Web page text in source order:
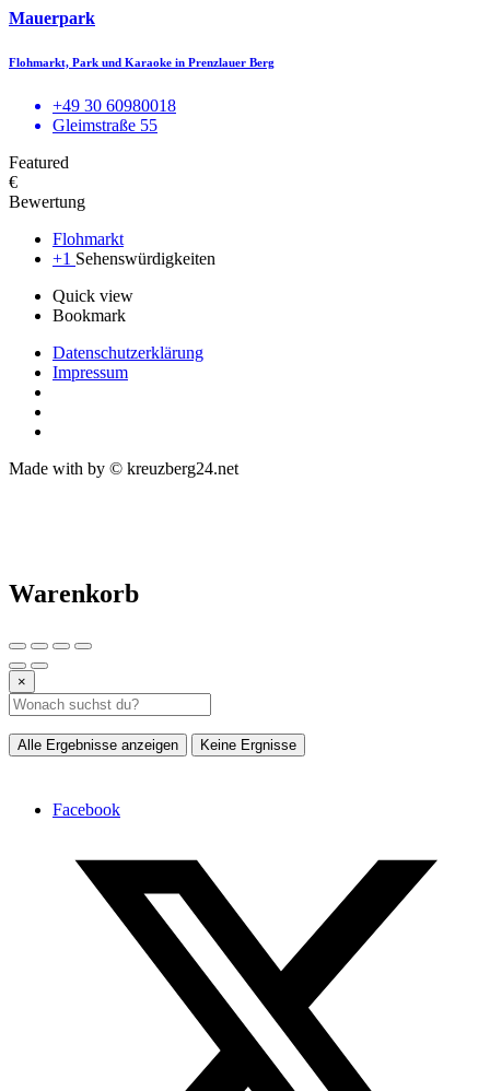
Mauerpark
Flohmarkt, Park und Karaoke in Prenzlauer Berg
+49 30 60980018
Gleimstraße 55
Featured
€
Bewertung
Flohmarkt
+1 Sehenswürdigkeiten
Quick view
Bookmark
Datenschutzerklärung
Impressum
Made with by © kreuzberg24.net
Warenkorb
×
Alle Ergebnisse anzeigen Keine Ergnisse
Facebook